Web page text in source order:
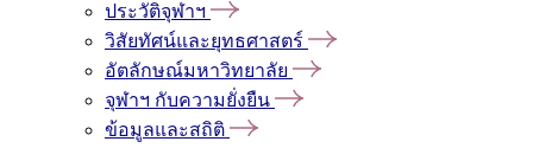
ประวัติจุฬาฯ
วิสัยทัศน์และยุทธศาสตร์
อัตลักษณ์มหาวิทยาลัย
จุฬาฯ กับความยั่งยืน
ข้อมูลและสถิติ